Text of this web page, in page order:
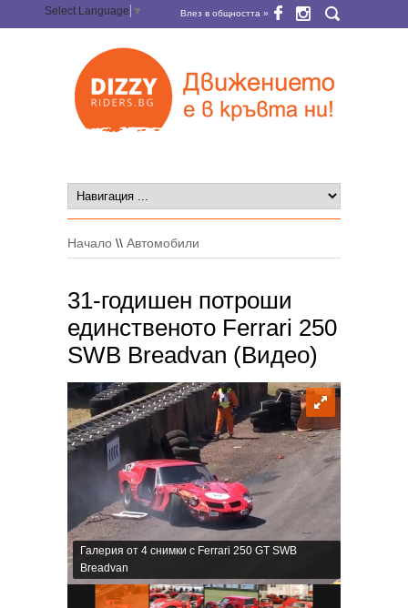
Select Language ▼ Влез в общността »
Начало \\ Автомобили
31-годишен потроши
единственото Ferrari 250
SWB Breadvan (Видео)
Галерия от 4 снимки с Ferrari 250 GT SWB
Breadvan